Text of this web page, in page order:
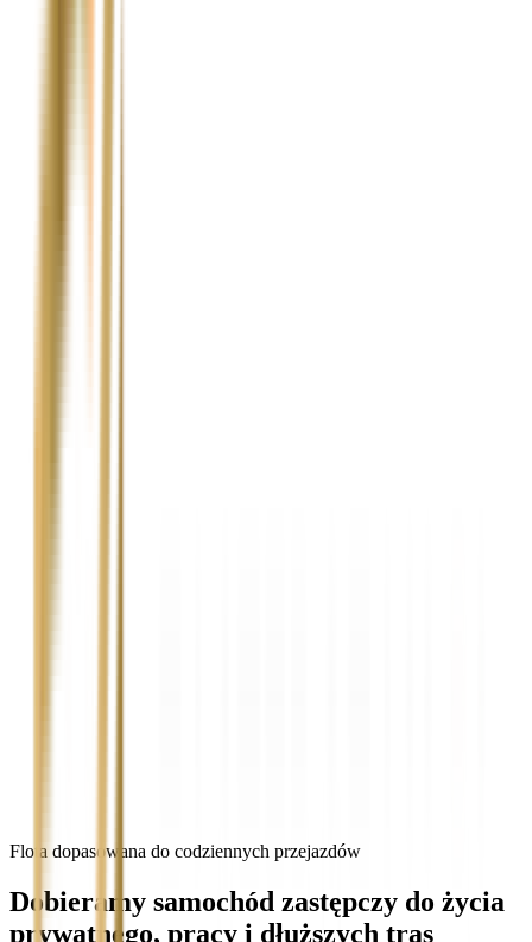
Flota dopasowana do codziennych przejazdów
Dobieramy samochód zastępczy do życia
prywatnego, pracy i dłuższych tras